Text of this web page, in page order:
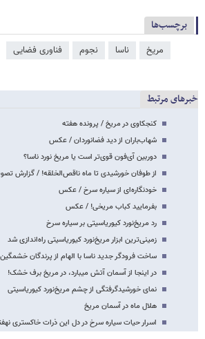
برچسب‌ها
مریخ ناسا نجوم فناوری فضایی
خبرهای مرتبط
کنجکاوی در مریخ / پرونده هفته
شهاب‌باران از دید فضانوردان / عکس
دوربین آی‌فون قوی‌تر است یا مریخ نورد ناسا؟
از طوفان خورشیدی تا ماه ناقص‌الخلقه! / گزارش
خودنگاره‌ای از سیاره سرخ / عکس
بفرمایید کباب مریخی! / عکس
رد مریخ‌نورد کیوریاسیتی بر سیاره سرخ
زمینی‌ترین ابزار مریخ‌نورد کیوریاسیتی راه‌اندازی شد
ساخت فرودگر جدید ناسا با الهام از پرندگان
در اینجا از آسمان آتش می‎بارد، در مریخ برف خشک!
نمای خورشیدگرفتگی از چشم مریخ‌نورد کیوریاسیتی
هلال ماه در آسمان مریخ
اسرار حیات سیاره سرخ در دل این ذرات خاکستری